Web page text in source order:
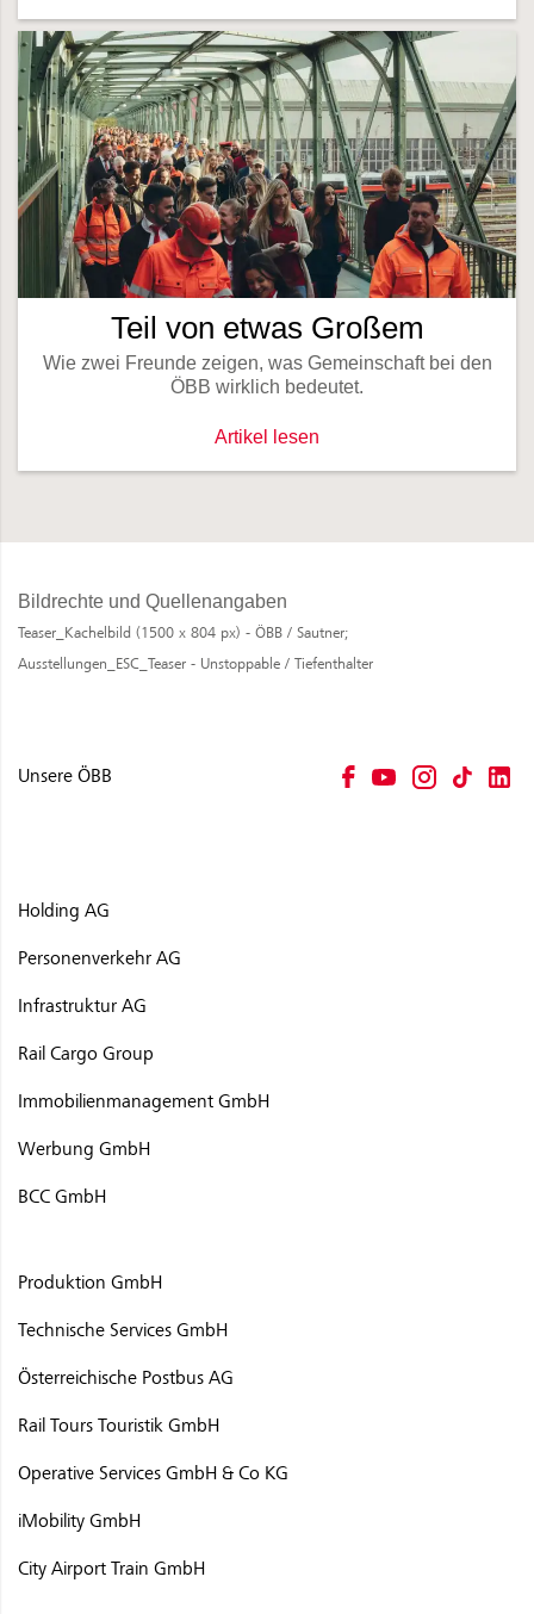
Teil von etwas Großem
Wie zwei Freunde zeigen, was Gemeinschaft bei den
ÖBB wirklich bedeutet.
Teil von etwas Großem -
Artikel lesen
Bildrechte und Quellenangaben
Teaser_Kachelbild (1500 x 804 px) - ÖBB / Sautner;
Ausstellungen_ESC_Teaser - Unstoppable / Tiefenthalter
Unsere ÖBB
Holding AG
Personenverkehr AG
Infrastruktur AG
Rail Cargo Group
Immobilienmanagement GmbH
Werbung GmbH
BCC GmbH
Produktion GmbH
Technische Services GmbH
Österreichische Postbus AG
Rail Tours Touristik GmbH
Operative Services GmbH & Co KG
iMobility GmbH
City Airport Train GmbH